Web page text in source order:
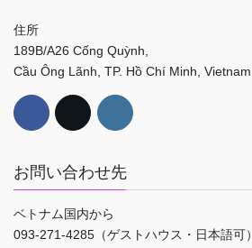
住所
189B/A26 Cống Quỳnh,
Cầu Ông Lãnh, TP. Hồ Chí Minh, Vietnam
お問い合わせ先
ベトナム国内から
093-271-4285（ゲストハウス・日本語可）